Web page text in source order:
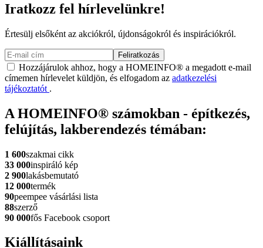
Iratkozz fel hírlevelünkre!
Értesülj elsőként az akciókról, újdonságokról és inspirációkról.
Feliratkozás
Hozzájárulok ahhoz, hogy a HOMEINFO® a megadott e-mail
címemen hírlevelet küldjön, és elfogadom az adatkezelési
tájékoztatót .
A HOMEINFO® számokban - építkezés,
felújítás, lakberendezés témában:
1 600szakmai cikk
33 000inspiráló kép
2 900lakásbemutató
12 000termék
90peempee vásárlási lista
88szerző
90 000fős Facebook csoport
Kiállításaink